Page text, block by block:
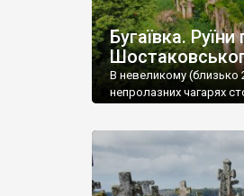
Бугаївка.
В невеликому (близько
непролазних чагарях
потім клуб, ще пізніше
століття тут
палацу виїхала